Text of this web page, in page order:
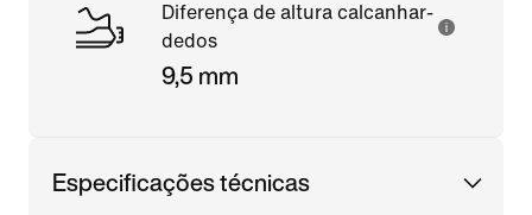
Diferença de altura calcanhar-
dedos
9,5 mm
Especificações técnicas